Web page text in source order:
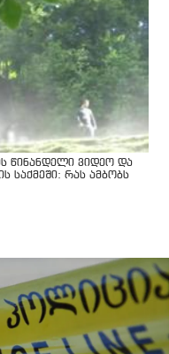
წინანდელი ვიდეო და
საქმეში: რას ამბობს